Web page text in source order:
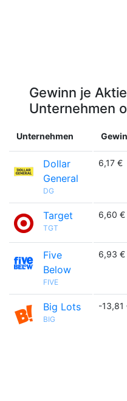
Gewinn je
Unternehmen
Unternehmen
Dollar
General
DG
6,17 €
Target
TGT
6,60 €
Five
Below
FIVE
6,93 €
Big Lots
BIG
-13,81